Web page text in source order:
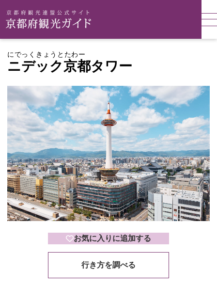
ニデック京都タワー
にでっくきょうとたわー
お気に入りに追加する
行き方を調べる